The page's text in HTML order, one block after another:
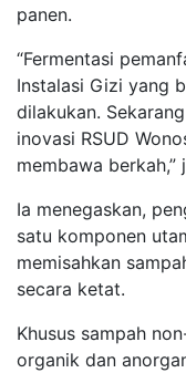
panen.
“Fermentasi
Instalasi Gizi yang
dilakukan.
inovasi RSUD
membawa berkah,”
Ia menegaskan,
satu komponen
memisahkan
secara ketat.
Khusus sampah
organik dan